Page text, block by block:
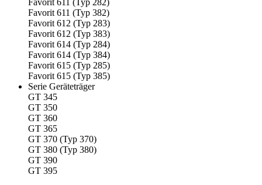
Favorit 611 (Typ 282)
Favorit 611 (Typ 382)
Favorit 612 (Typ 283)
Favorit 612 (Typ 383)
Favorit 614 (Typ 284)
Favorit 614 (Typ 384)
Favorit 615 (Typ 285)
Favorit 615 (Typ 385)
Serie Geräteträger
GT 345
GT 350
GT 360
GT 365
GT 370 (Typ 370)
GT 380 (Typ 380)
GT 390
GT 395